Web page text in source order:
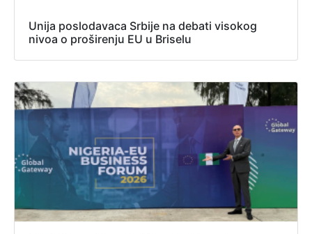
Unija poslodavaca Srbije na debati visokog
nivoa o proširenju EU u Briselu